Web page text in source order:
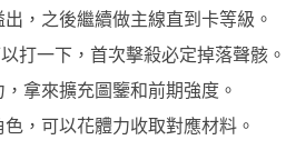
，之後繼續做主線直到卡等級。
打一下，首次擊殺必定掉落聲骸。
拿來擴充圖鑒和前期強度。
，可以花體力收取對應材料。